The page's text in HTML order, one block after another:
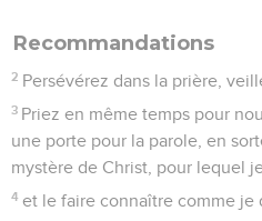
Recommandations
2 Persévérez dans la prière,
3 Priez en même temps pour
une porte pour la parole, en
mystère de Christ, pour lequel
4 et le faire connaître comme je